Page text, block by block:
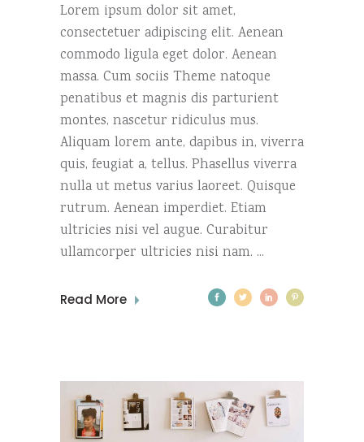
Lorem ipsum dolor sit amet,
consectetuer adipiscing elit. Aenean
commodo ligula eget dolor. Aenean
massa. Cum sociis Theme natoque
penatibus et magnis dis parturient
montes, nascetur ridiculus mus.
Aliquam lorem ante, dapibus in, viverra
quis, feugiat a, tellus. Phasellus viverra
nulla ut metus varius laoreet. Quisque
rutrum. Aenean imperdiet. Etiam
ultricies nisi vel augue. Curabitur
ullamcorper ultricies nisi nam.
Read More